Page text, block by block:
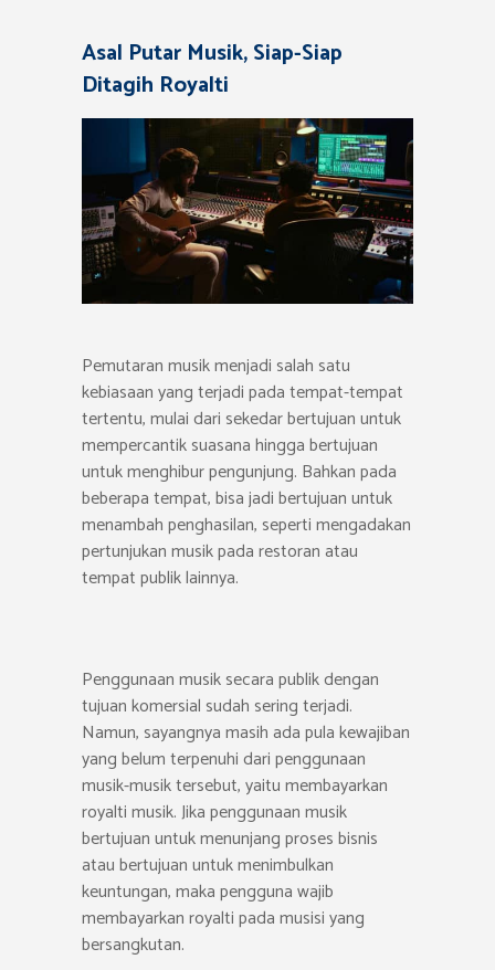
Asal Putar Musik, Siap-Siap
Ditagih Royalti
Pemutaran musik menjadi salah satu
kebiasaan yang terjadi pada tempat-tempat
tertentu, mulai dari sekedar bertujuan untuk
mempercantik suasana hingga bertujuan
untuk menghibur pengunjung. Bahkan pada
beberapa tempat, bisa jadi bertujuan untuk
menambah penghasilan, seperti mengadakan
pertunjukan musik pada restoran atau
tempat publik lainnya.
Penggunaan musik secara publik dengan
tujuan komersial sudah sering terjadi.
Namun, sayangnya masih ada pula kewajiban
yang belum terpenuhi dari penggunaan
musik-musik tersebut, yaitu membayarkan
royalti musik. Jika penggunaan musik
bertujuan untuk menunjang proses bisnis
atau bertujuan untuk menimbulkan
keuntungan, maka pengguna wajib
membayarkan royalti pada musisi yang
bersangkutan.